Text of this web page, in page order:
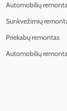
Automobilių
Sunkvežimių
Priekabų remontas
Automobilių